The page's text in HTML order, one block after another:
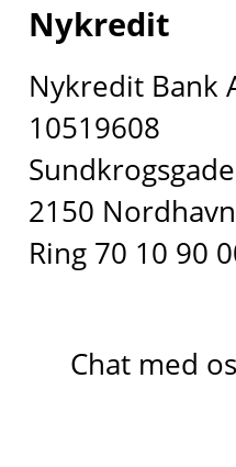
Nykredit
Nykredit Bank
10519608
2150 Nordhavn
Ring 70 10 90
Chat med os